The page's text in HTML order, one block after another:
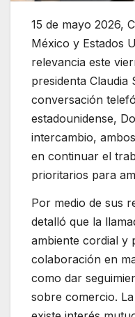
15 de mayo 2026,
México y Estados
relevancia este
presidenta Claudia
conversación
estadounidense,
intercambio,
en continuar el
prioritarios para
Por medio de sus
detalló que la
ambiente cordial y
colaboración en
como dar
sobre comercio.